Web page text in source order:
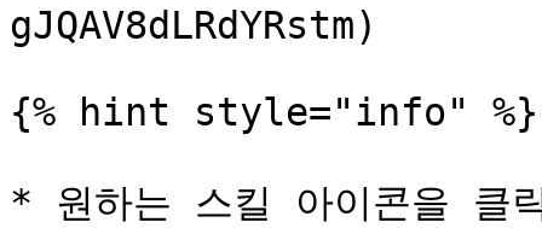
gJQAV8dLRdYRstm)
{% hint style="info" %}
* 원하는 스킬 아이콘을 클